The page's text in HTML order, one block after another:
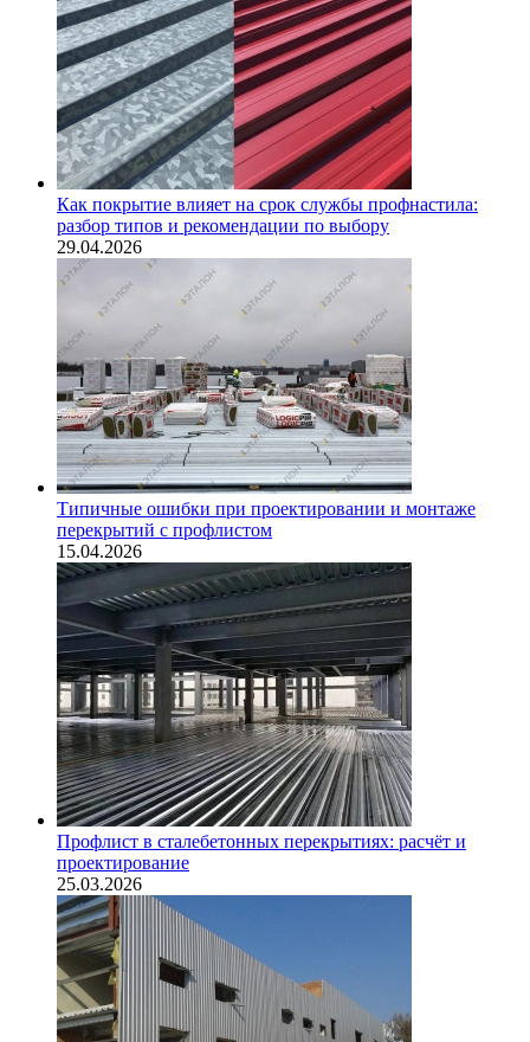
Как покрытие влияет на срок службы профнастила:
разбор типов и рекомендации по выбору
29.04.2026
Типичные ошибки при проектировании и монтаже
перекрытий с профлистом
15.04.2026
Профлист в сталебетонных перекрытиях: расчёт и
проектирование
25.03.2026